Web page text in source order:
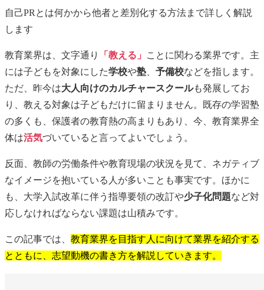
自己PRとは何かから他者と差別化する方法まで詳しく解説
します
教育業界は、文字通り 「教える」
ことに関わる業界です。主
には子どもを対象にした学校や塾 予備校などを指します。
ただ、昨今は大人向けのカルチャースクールも発展してお
り、教える対象は子どもだけに留まりません。既存の学習塾
の多くも、保護者の教育熱の高まりもあり、今、教育業界全
体は活気づいていると言ってよいでしょう。
反面、教師の労働条件や教育現場の状況を見て、ネガティブ
なイメージを抱いている人が多いことも事実です。ほかに
も、大学入試改革に伴う指導要領の改訂や少子化問題など対
応しなければならない課題は山積みです。
この記事では、 教育業界を目指す人に向けて業界を紹介する
とともに、志望動機の書き方を解説していきます。